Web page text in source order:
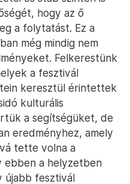
hogy az ő
a folytatást. Ez a
még mindig nem
Felkerestünk
a fesztivál
keresztül érintettek
kulturális
a segítségüket, de
eredményhez, amely
tette volna a
ebben a helyzetben
újabb fesztivál